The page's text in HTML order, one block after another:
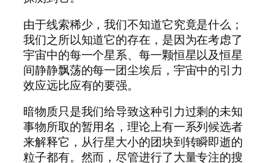
由于线索稀少，我们不知道它究竟是什么；
我们之所以知道它的存在，是因为在考虑了
宇宙中的每一个星系、每一颗恒星以及恒星
间静静飘荡的每一团尘埃后，宇宙中的引力
效应远比应有的要强。
暗物质只是我们给导致这种引力过剩的未知
事物所取的暂用名，理论上有一系列候选者
来解释它，从行星大小的团块到转瞬即逝的
粒子都有。然而，尽管进行了大量专注的搜